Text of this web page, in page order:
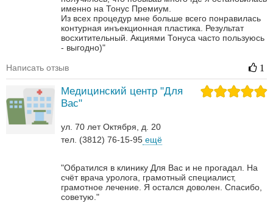
именно на Тонус Премиум.
Из всех процедур мне больше всего понравилась
контурная инъекционная пластика. Результат
восхитительный. Акциями Тонуса часто пользуюсь
- выгодно)"
Написать отзыв 1
Медицинский центр "Для
Вас"
ул. 70 лет Октября, д. 20
тел. (3812) 76-15-95 ещё
"Обратился в клинику Для Вас и не прогадал. На
счёт врача уролога, грамотный специалист,
грамотное лечение. Я остался доволен. Спасибо,
советую."